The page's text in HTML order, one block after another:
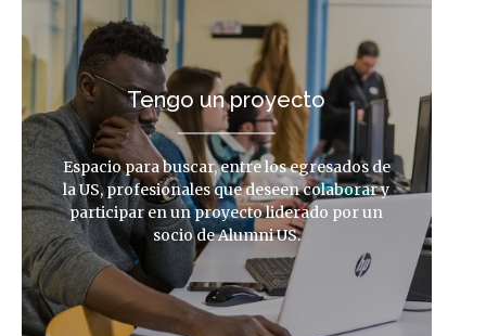
Tengo un proyecto
Espacio para buscar, entre los egresados de
la US, profesionales que deseen colaborar y
participar en un proyecto liderado por un
socio de Alumni US.